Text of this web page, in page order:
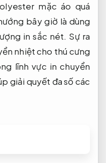
mặc áo quá
bây giờ là dùng
in sắc nét. Sự ra
nhiệt cho thú cưng
lĩnh vực in chuyển
giải quyết đa số các